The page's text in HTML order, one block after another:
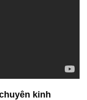
hàng, đối tác trên